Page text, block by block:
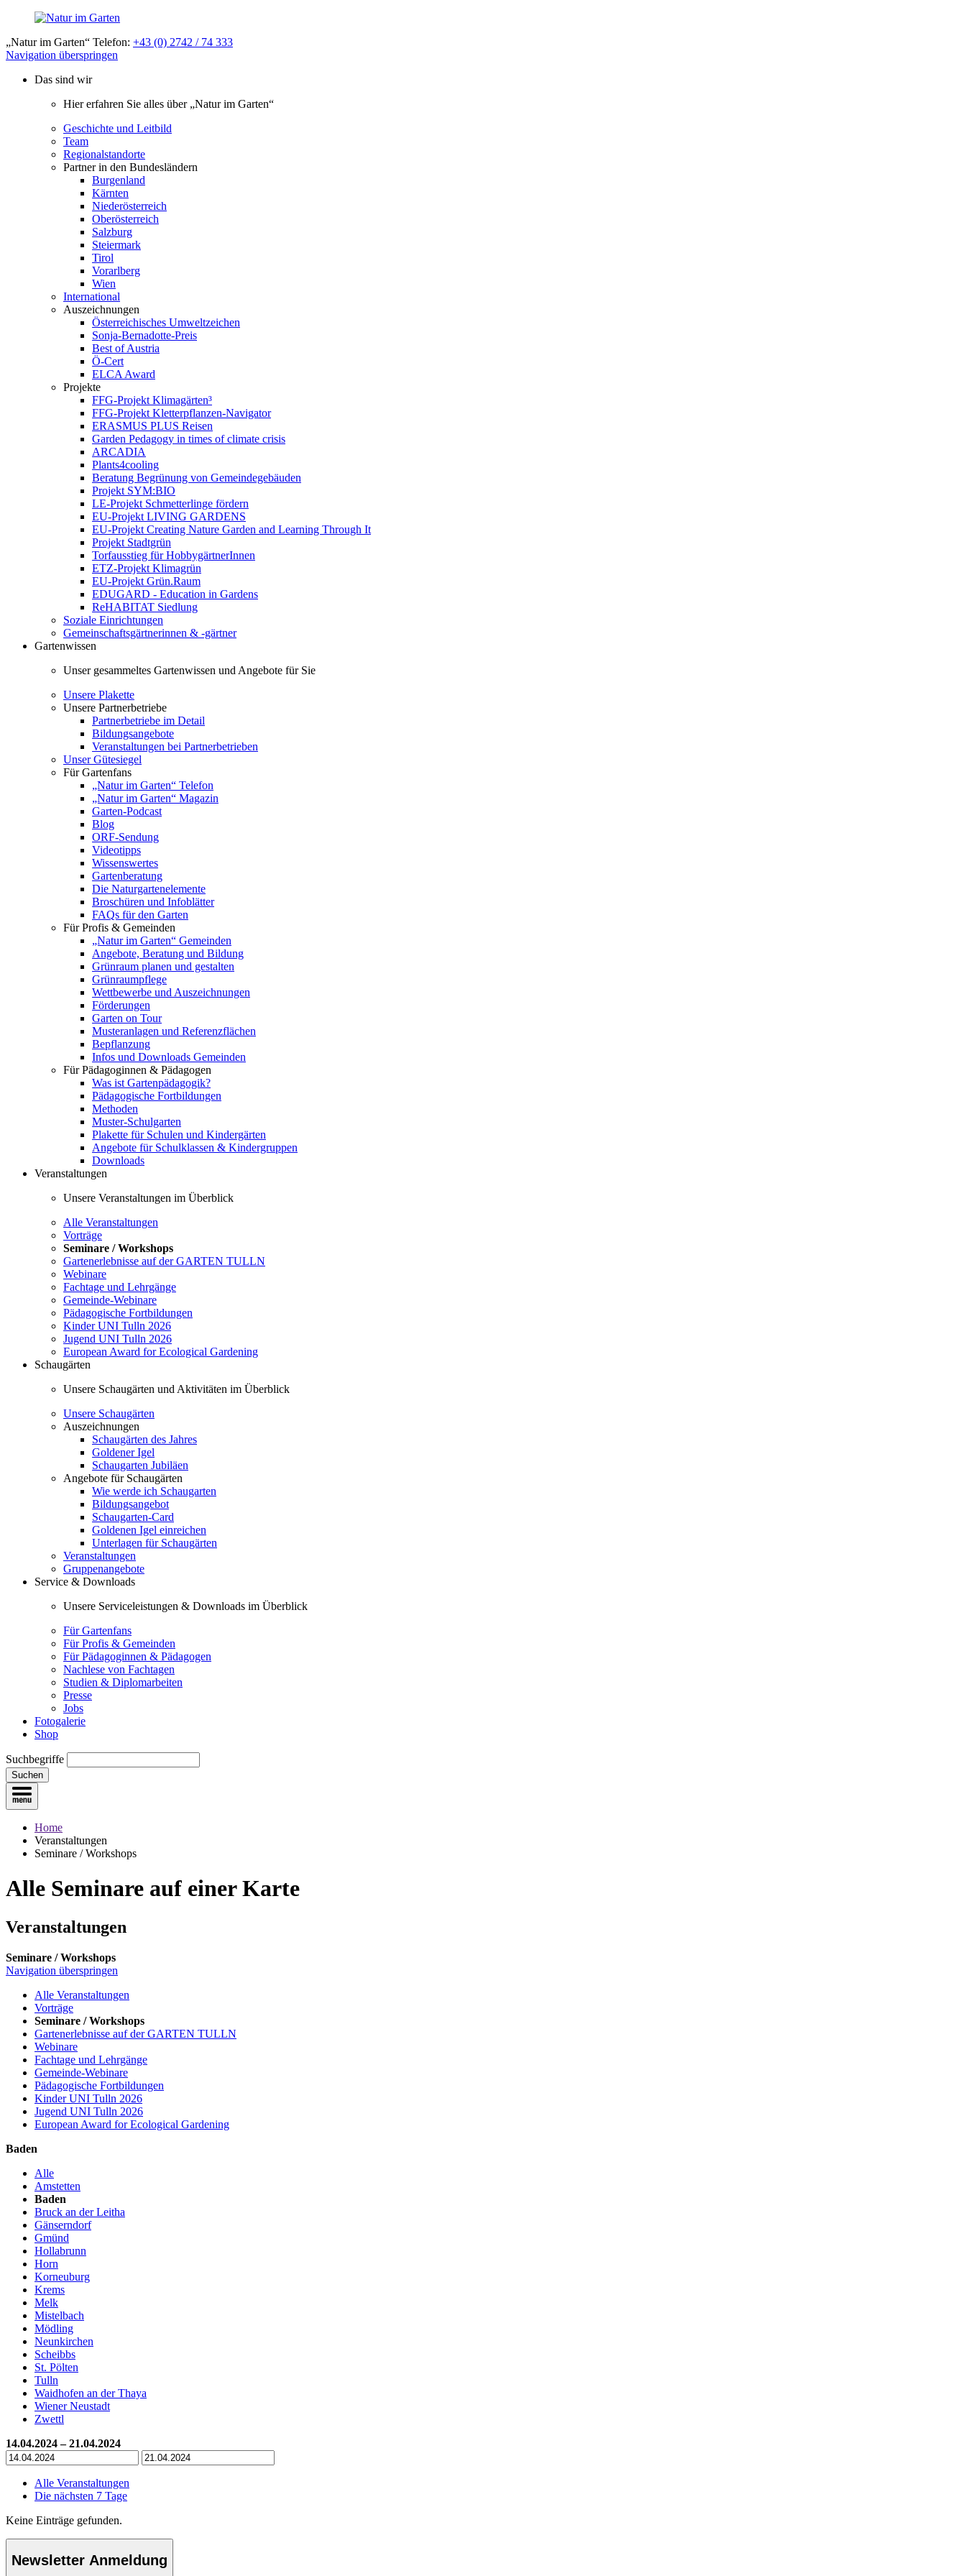
„Natur im Garten“ Telefon: +43 (0) 2742 / 74 333
Navigation überspringen
Das sind wir
Hier erfahren Sie alles über „Natur im Garten“
Geschichte und Leitbild
Team
Regionalstandorte
Partner in den Bundesländern
Burgenland
Kärnten
Niederösterreich
Oberösterreich
Salzburg
Steiermark
Tirol
Vorarlberg
Wien
International
Auszeichnungen
Österreichisches Umweltzeichen
Sonja-Bernadotte-Preis
Best of Austria
Ö-Cert
ELCA Award
Projekte
FFG-Projekt Klimagärten³
FFG-Projekt Kletterpflanzen-Navigator
ERASMUS PLUS Reisen
Garden Pedagogy in times of climate crisis
ARCADIA
Plants4cooling
Beratung Begrünung von Gemeindegebäuden
Projekt SYM:BIO
LE-Projekt Schmetterlinge fördern
EU-Projekt LIVING GARDENS
EU-Projekt Creating Nature Garden and Learning Through It
Projekt Stadtgrün
Torfausstieg für HobbygärtnerInnen
ETZ-Projekt Klimagrün
EU-Projekt Grün.Raum
EDUGARD - Education in Gardens
ReHABITAT Siedlung
Soziale Einrichtungen
Gemeinschaftsgärtnerinnen & -gärtner
Gartenwissen
Unser gesammeltes Gartenwissen und Angebote für Sie
Unsere Plakette
Unsere Partnerbetriebe
Partnerbetriebe im Detail
Bildungsangebote
Veranstaltungen bei Partnerbetrieben
Unser Gütesiegel
Für Gartenfans
„Natur im Garten“ Telefon
„Natur im Garten“ Magazin
Garten-Podcast
Blog
ORF-Sendung
Videotipps
Wissenswertes
Gartenberatung
Die Naturgartenelemente
Broschüren und Infoblätter
FAQs für den Garten
Für Profis & Gemeinden
„Natur im Garten“ Gemeinden
Angebote, Beratung und Bildung
Grünraum planen und gestalten
Grünraumpflege
Wettbewerbe und Auszeichnungen
Förderungen
Garten on Tour
Musteranlagen und Referenzflächen
Bepflanzung
Infos und Downloads Gemeinden
Für Pädagoginnen & Pädagogen
Was ist Gartenpädagogik?
Pädagogische Fortbildungen
Methoden
Muster-Schulgarten
Plakette für Schulen und Kindergärten
Angebote für Schulklassen & Kindergruppen
Downloads
Veranstaltungen
Unsere Veranstaltungen im Überblick
Alle Veranstaltungen
Vorträge
Seminare / Workshops
Gartenerlebnisse auf der GARTEN TULLN
Webinare
Fachtage und Lehrgänge
Gemeinde-Webinare
Pädagogische Fortbildungen
Kinder UNI Tulln 2026
Jugend UNI Tulln 2026
European Award for Ecological Gardening
Schaugärten
Unsere Schaugärten und Aktivitäten im Überblick
Unsere Schaugärten
Auszeichnungen
Schaugärten des Jahres
Goldener Igel
Schaugarten Jubiläen
Angebote für Schaugärten
Wie werde ich Schaugarten
Bildungsangebot
Schaugarten-Card
Goldenen Igel einreichen
Unterlagen für Schaugärten
Veranstaltungen
Gruppenangebote
Service & Downloads
Unsere Serviceleistungen & Downloads im Überblick
Für Gartenfans
Für Profis & Gemeinden
Für Pädagoginnen & Pädagogen
Nachlese von Fachtagen
Studien & Diplomarbeiten
Presse
Jobs
Fotogalerie
Shop
Suchbegriffe
Suchen
Home
Veranstaltungen
Seminare / Workshops
Alle Seminare auf einer Karte
Veranstaltungen
Seminare / Workshops
Navigation überspringen
Alle Veranstaltungen
Vorträge
Seminare / Workshops
Gartenerlebnisse auf der GARTEN TULLN
Webinare
Fachtage und Lehrgänge
Gemeinde-Webinare
Pädagogische Fortbildungen
Kinder UNI Tulln 2026
Jugend UNI Tulln 2026
European Award for Ecological Gardening
Baden
Alle
Amstetten
Baden
Bruck an der Leitha
Gänserndorf
Gmünd
Hollabrunn
Horn
Korneuburg
Krems
Melk
Mistelbach
Mödling
Neunkirchen
Scheibbs
St. Pölten
Tulln
Waidhofen an der Thaya
Wiener Neustadt
Zwettl
14.04.2024 – 21.04.2024
Alle Veranstaltungen
Die nächsten 7 Tage
Keine Einträge gefunden.
Newsletter Anmeldung